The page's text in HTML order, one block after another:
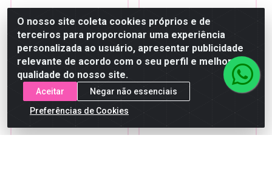
Faça seu login ou
cadastre-se para
ver preços e
comprar
Faça seu login ou
cadastre-se para
ver preços e
comprar
O nosso site coleta cookies próprios e de
terceiros para proporcionar uma experiência
personalizada ao usuário, apresentar publicidade
relevante de acordo com o seu perfil e melhorar a
qualidade do nosso site.
Aceitar
Negar não essenciais
Preferências de Cookies